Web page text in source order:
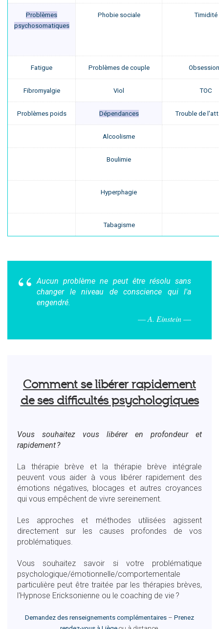
Problèmes
psychosomatiques
Phobie sociale Timidité
Fatigue Problèmes de couple
Fibromyalgie Viol TOC
Problèmes poids Dépendances Trouble de
Alcoolisme
Boulimie
Hyperphagie
Tabagisme
Aucun problème ne peut être résolu sans
changer le niveau de conscience qui l'a
engendré.
A. Einstein
Comment se libérer rapidement
de ses difficultés psychologiques
Vous souhaitez vous libérer en profondeur et
rapidement ?
La thérapie brève et la thérapie brève intégrale
peuvent vous aider à vous libérer rapidement des
émotions négatives, blocages et autres croyances
qui vous empêchent de vivre sereinement.
Les approches et méthodes utilisées agissent
directement sur les causes profondes de vos
problématiques.
Vous souhaitez savoir si votre problématique
psychologique/émotionnelle/comportementale
particulière peut être traitée par les thérapies brèves,
l'Hypnose Ericksonienne ou le coaching de vie ?
Demandez des renseignements complémentaires – Prenez